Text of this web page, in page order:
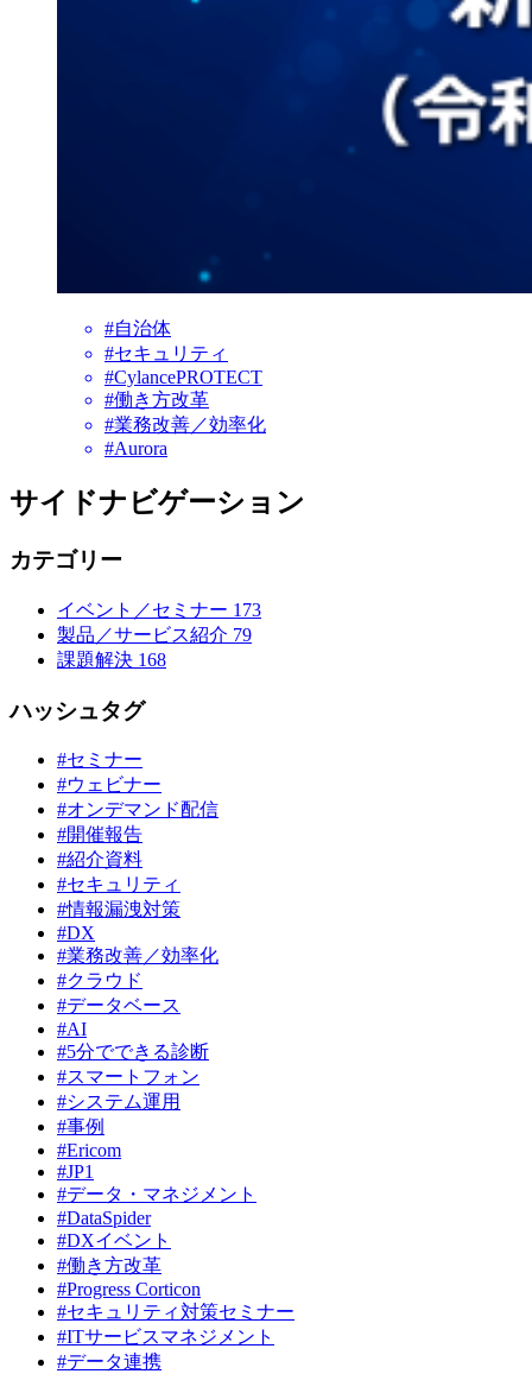
#自治体
#セキュリティ
#CylancePROTECT
#働き方改革
#業務改善／効率化
#Aurora
サイドナビゲーション
カテゴリー
イベント／セミナー 173
製品／サービス紹介 79
課題解決 168
ハッシュタグ
#セミナー
#ウェビナー
#オンデマンド配信
#開催報告
#紹介資料
#セキュリティ
#情報漏洩対策
#DX
#業務改善／効率化
#クラウド
#データベース
#AI
#5分でできる診断
#スマートフォン
#システム運用
#事例
#Ericom
#JP1
#データ・マネジメント
#DataSpider
#DXイベント
#働き方改革
#Progress Corticon
#セキュリティ対策セミナー
#ITサービスマネジメント
#データ連携